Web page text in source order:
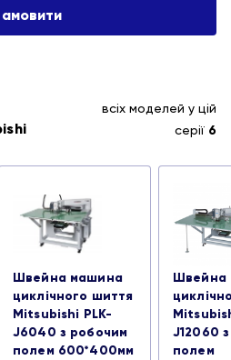
всіх моделей у цій
серії 6
Швейна машина
циклічного шиття
Mitsubishi PLK-
J6040 з робочим
полем 600*400мм
Швейна
J12060
полем